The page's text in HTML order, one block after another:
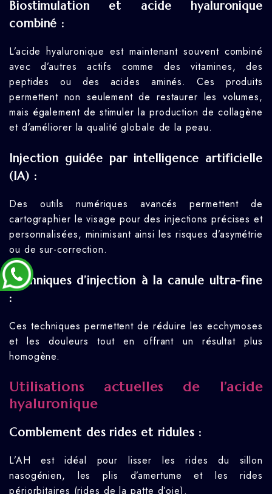
Biostimulation et acide hyaluronique
combiné :
L’acide hyaluronique est maintenant souvent combiné
avec d’autres actifs comme des vitamines, des
peptides ou des acides aminés. Ces produits
permettent non seulement de restaurer les volumes,
mais également de stimuler la production de collagène
et d’améliorer la qualité globale de la peau.
Injection guidée par intelligence artificielle
(IA) :
Des outils numériques avancés permettent de
cartographier le visage pour des injections précises et
personnalisées, minimisant ainsi les risques d’asymétrie
ou de sur-correction.
Techniques d’injection à la canule ultra-fine
:
Ces techniques permettent de réduire les ecchymoses
et les douleurs tout en offrant un résultat plus
homogène.
Utilisations actuelles de l’acide
hyaluronique
Comblement des rides et ridules :
L’AH est idéal pour lisser les rides du sillon
nasogénien, les plis d’amertume et les rides
périorbitaires (rides de la patte d’oie).